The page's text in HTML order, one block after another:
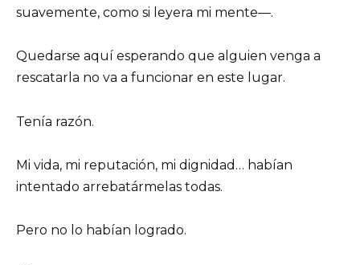
suavemente, como si leyera mi mente—.
Quedarse aquí esperando que alguien venga a
rescatarla no va a funcionar en este lugar.
Tenía razón.
Mi vida, mi reputación, mi dignidad… habían
intentado arrebatármelas todas.
Pero no lo habían logrado.